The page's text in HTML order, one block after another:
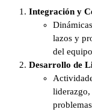
Integración y
lazos y
del
Desarrollo de
liderazgo,